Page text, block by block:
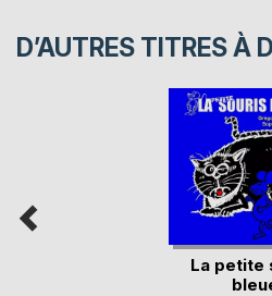
D’AUTRES TITRES À
La petite